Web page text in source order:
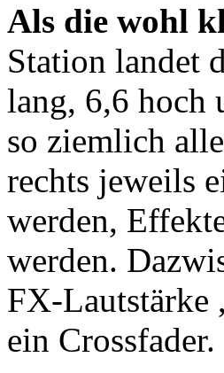
Als die wohl
Station landet
lang, 6,6 hoch
so ziemlich
rechts jeweils
werden,
werden.
FX-Lautstärke
ein Crossfader.